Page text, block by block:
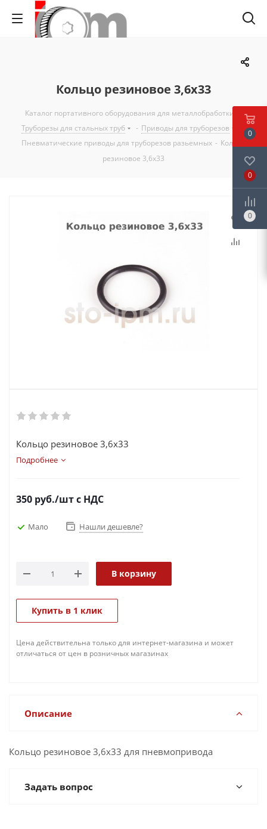
Кольцо резиновое 3,6х33
Каталог портативного оборудования для металлобработки
Труборезы для стальных труб
- Приводы для труборезов
Пневматические приводы для труборезов разьемных - Кольцо
резиновое 3,6х33
Кольцо резиновое 3,6х33
Подробнее
350 руб./штс НДС
Мало Нашли дешевле?
В корзину
Купить в 1 клик
Цена действительна только для интернет-магазина и может
отличаться от цен в розничных магазинах
Описание
Кольцо резиновое 3,6х33 для пневмопривода
Задать вопрос
0
0
0